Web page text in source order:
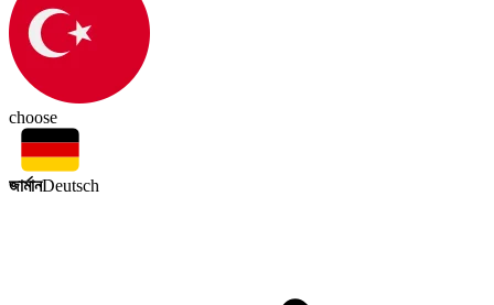
choose
জার্মানDeutsch